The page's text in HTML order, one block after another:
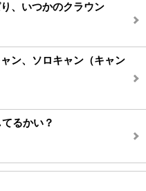
、いつかのクラウン
ン、ソロキャン（キャン
るかい？